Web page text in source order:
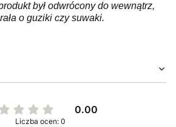
był odwrócony do wewnątrz,
o guziki czy suwaki.
0.00
Liczba ocen: 0